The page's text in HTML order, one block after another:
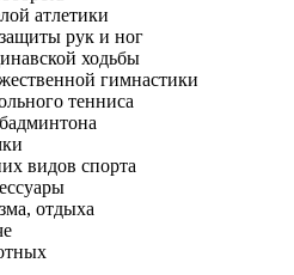
атлетики
рук и ног
ходьбы
гимнастики
тенниса
видов спорта
отдыха